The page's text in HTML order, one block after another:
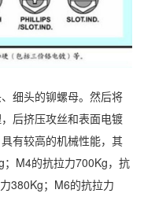
细头的铆螺母。然后将
后挤压攻丝和表面电镀
有较高的机械性能，其
M4的抗拉力700Kg，抗
380Kg；M6的抗拉力